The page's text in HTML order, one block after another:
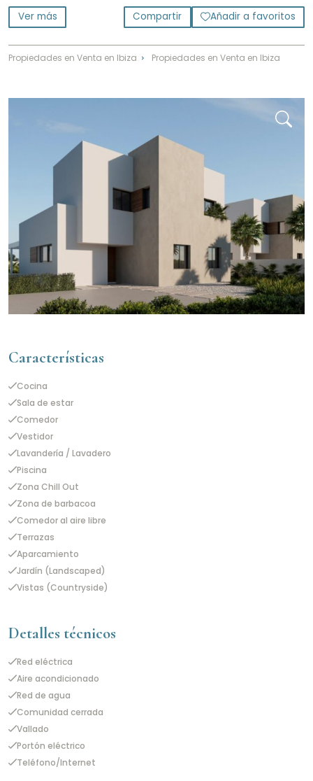
Ver más Compartir Añadir a favoritos
Propiedades en Venta en Ibiza⌃ Propiedades en Venta en Ibiza
Características
Cocina
Sala de estar
Comedor
Vestidor
Lavandería / Lavadero
Piscina
Zona Chill Out
Zona de barbacoa
Comedor al aire libre
Terrazas
Aparcamiento
Jardín (Landscaped)
Vistas (Countryside)
Detalles técnicos
Red eléctrica
Aire acondicionado
Red de agua
Comunidad cerrada
Vallado
Portón eléctrico
Teléfono/Internet